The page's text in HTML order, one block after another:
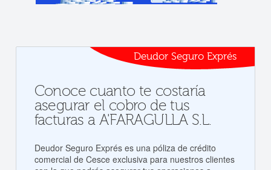
Deudor Seguro Exprés
Conoce cuanto te costaría
asegurar el cobro de tus
facturas a A'FARAGULLA S.L.
Deudor Seguro Exprés es una póliza de crédito
comercial de Cesce exclusiva para nuestros clientes